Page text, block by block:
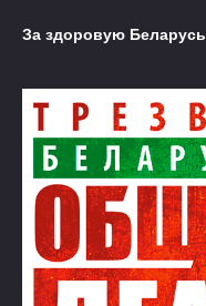
За здоровую Беларусь